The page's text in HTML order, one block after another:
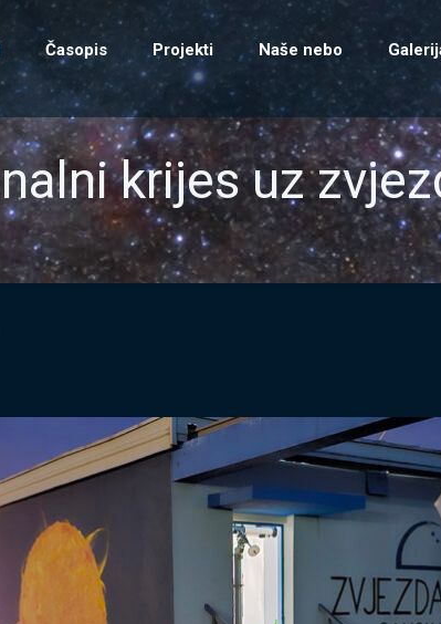
Časopis Projekti Naše nebo
krijes uz